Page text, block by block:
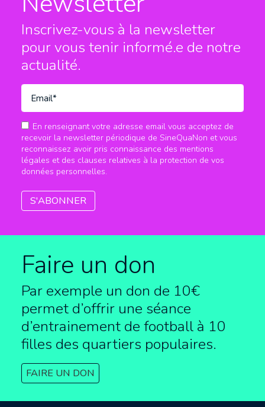
Inscrivez-vous à la newsletter
pour vous tenir informé.e de notre
actualité.
En renseignant votre adresse email vous acceptez de
recevoir la newsletter périodique de SineQuaNon et vous
reconnaissez avoir pris connaissance des mentions
légales et des clauses relatives à la protection de vos
données personnelles.
Faire un don
Par exemple un don de 10€
permet d’offrir une séance
d’entrainement de football à 10
filles des quartiers populaires.
FAIRE UN DON